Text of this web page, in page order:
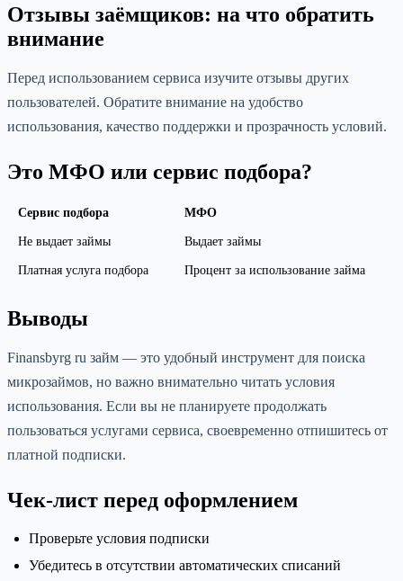
Отзывы заёмщиков: на что обратить
внимание
Перед использованием сервиса изучите отзывы других
пользователей. Обратите внимание на удобство
использования, качество поддержки и прозрачность условий.
Это МФО или сервис подбора?
Сервис подбора МФО
Не выдает займы Выдает займы
Платная услуга подбора Процент за использование займа
Выводы
Finansbyrg ru займ — это удобный инструмент для поиска
микрозаймов, но важно внимательно читать условия
использования. Если вы не планируете продолжать
пользоваться услугами сервиса, своевременно отпишитесь от
платной подписки.
Чек-лист перед оформлением
Проверьте условия подписки
Убедитесь в отсутствии автоматических списаний